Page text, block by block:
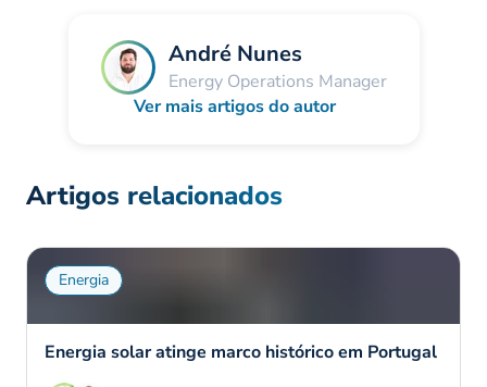
André Nunes
Energy Operations Manager
Ver mais artigos do autor
Artigos relacionados
Energia
Energia solar atinge marco histórico em Portugal